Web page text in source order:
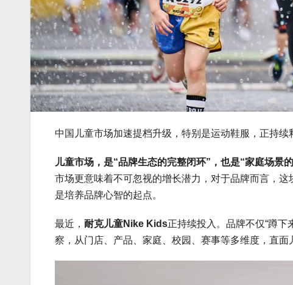
中国儿童市场加速提档升级，特别是运动鞋服，正持续
儿童市场，是“品牌生态的完整闭环”，也是“家庭场景的
市场更意味着不可忽视的增长潜力，对于品牌而言，
是培养品牌心智的起点。
最近， 耐克儿童Nike Kids正持续投入。品牌不仅“蹲下
察，从门店、产品、家庭、校园、赛事等多维度，直面